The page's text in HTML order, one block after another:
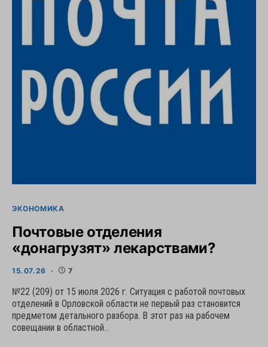
ЭКОНОМИКА
Почтовые отделения
«донагрузят» лекарствами?
15.07.26 7
№22 (209) от 15 июля 2026 г. Ситуация с работой почтовых
отделений в Орловской области не первый раз становится
предметом детального разбора. В этот раз на рабочем
совещании в областной…